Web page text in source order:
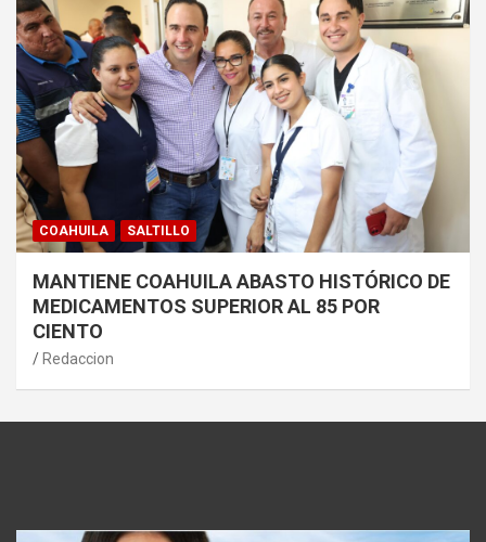
COAHUILA SALTILLO
MANTIENE COAHUILA ABASTO HISTÓRICO DE
MEDICAMENTOS SUPERIOR AL 85 POR
CIENTO
Redaccion